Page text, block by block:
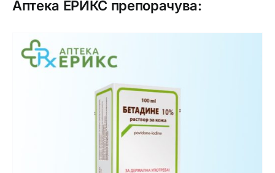
Аптека ЕРИКС препорачува: